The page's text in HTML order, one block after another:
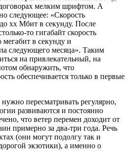
мелким шрифтом. А
следующее: «Скорость
xx Мбит в секунду. После
то гигабайт скорость
мегабит в секунду и
следующего месяца». Таким
на привлекательный, на
обнаружить, что
обеспечивается только в первые
пересматривать регулярно,
развиваются и постоянно
что ветер перемен доходит от
примерно за два-три года. Речь
(они могут подолгу так и
экзотики), а именно о